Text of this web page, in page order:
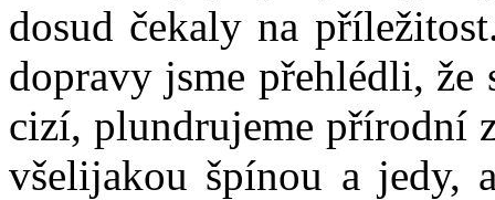
dosud čekaly na
dopravy jsme přehlédli, že
cizí, plundrujeme přírodní
všelijakou špínou a jedy,